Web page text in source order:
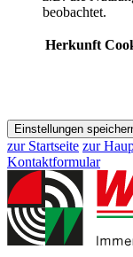
beobachtet.
Herkunft
Einstellungen
zur Startseite zur
Kontaktformular